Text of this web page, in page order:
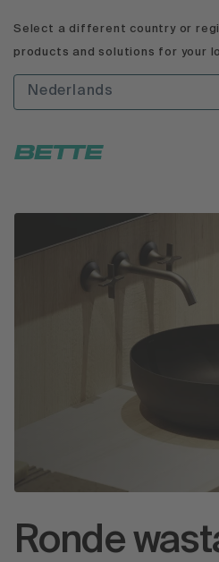
Select a different country or
products and solutions for your
Nederlands
Ronde